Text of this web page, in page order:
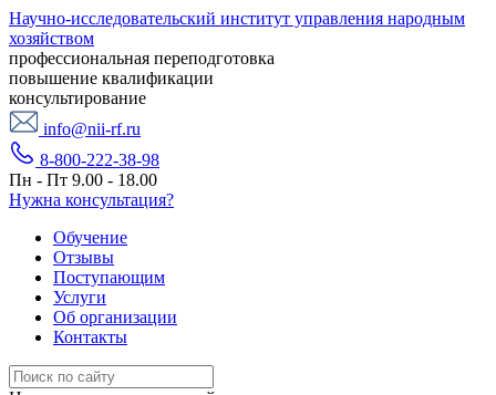
Научно-исследовательский институт управления народным
хозяйством
профессиональная переподготовка
повышение квалификации
консультирование
info@nii-rf.ru
8-800-222-38-98
Пн - Пт 9.00 - 18.00
Нужна консультация?
Обучение
Отзывы
Поступающим
Услуги
Об организации
Контакты